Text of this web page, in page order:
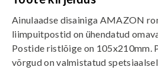
Ainulaadse disainiga AMAZON
liimpuitpostid on ühendatud
Postide ristlõige on 105x210mm.
võrgud on valmistatud